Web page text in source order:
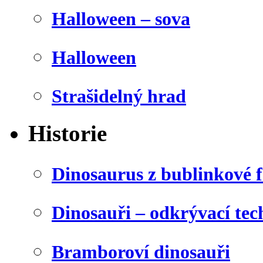
Halloween – sova
Halloween
Strašidelný hrad
Historie
Dinosaurus z bublinkové
Dinosauři – odkrývací
Bramboroví dinosauři